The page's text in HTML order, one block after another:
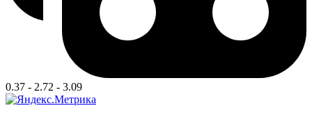
0.37 - 2.72 - 3.09